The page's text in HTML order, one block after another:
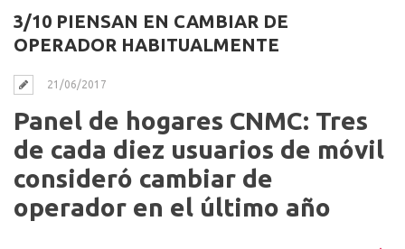
3/10 PIENSAN EN CAMBIAR DE
OPERADOR HABITUALMENTE
21/06/2017
Panel de hogares CNMC: Tres
de cada diez usuarios de móvil
consideró cambiar de
operador en el último año